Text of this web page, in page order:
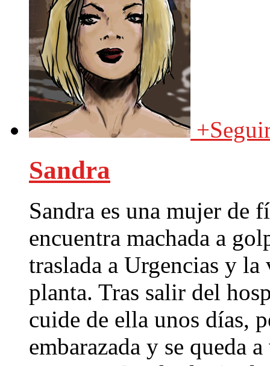
+
Sandra
Sandra es una mujer de
encuentra machada a
traslada a Urgencias y
planta. Tras salir del
cuide de ella unos días,
embarazada y se